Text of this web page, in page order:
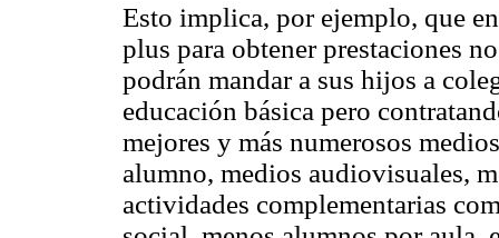
Esto implica, por ejemplo, que
plus para obtener prestaciones
podrán mandar a sus hijos a
educación básica pero
mejores y más numerosos
alumno, medios audiovisuales,
actividades complementarias